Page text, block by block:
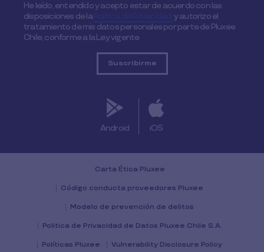
He leído, entendido y acepto estar de acuerdo con las
disposiciones de laPolítica de Privacidad,y autorizo el
tratamiento de mis datos personales por parte de Pluxee
Chile, conforme a la Ley vigente
Android iOS
Carta Ética Pluxee
Código conducta proveedores Pluxee
Modelo de prevención de delitos
Politica de Privacidad de Datos Pluxee Chile S.A.
Políticas Pluxee Vulnerability Disclosure Policy